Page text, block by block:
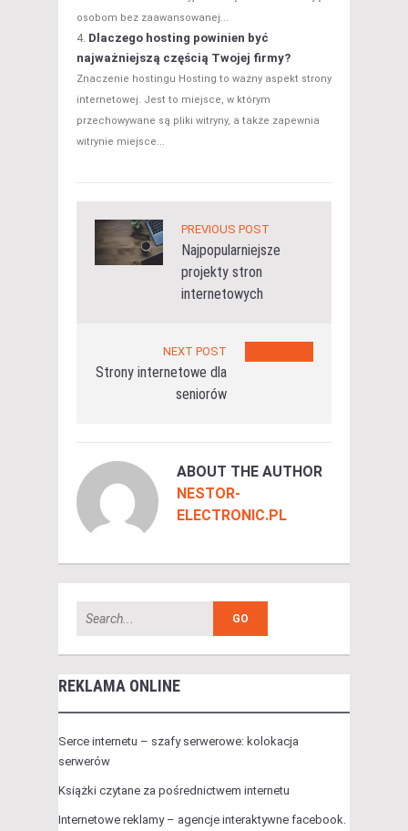
osobom bez zaawansowanej...
Dlaczego hosting powinien być
najważniejszą częścią Twojej firmy?
Znaczenie hostingu Hosting to ważny aspekt strony
internetowej. Jest to miejsce, w którym
przechowywane są pliki witryny, a także zapewnia
witrynie miejsce...
PREVIOUS POST
Najpopularniejsze
projekty stron
internetowych
NEXT POST
Strony internetowe dla
seniorów
ABOUT THE AUTHOR
NESTOR-
ELECTRONIC.PL
REKLAMA ONLINE
Serce internetu – szafy serwerowe: kolokacja
serwerów
Książki czytane za pośrednictwem internetu
Internetowe reklamy – agencje interaktywne facebook.